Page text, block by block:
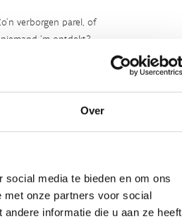
Over
media te bieden en om ons
onze partners voor social
informatie die u aan ze heeft
verborgen parel, of
‘m ontdekt?